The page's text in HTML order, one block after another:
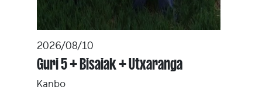
2026/08/10
Guri 5 + Bisaiak + Utxaranga
Kanbo